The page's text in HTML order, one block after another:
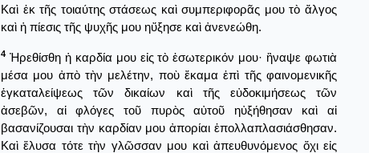
Καὶ ἐκ τῆς τοιαύτης στάσεως καὶ συμπεριφορᾶς μου τὸ ἄλγος
καὶ ἡ πίεσις τῆς ψυχῆς μου ηὔξησε καὶ ἀνενεώθη.
4 Ἠρεθίσθη ἡ καρδία μου εἰς τὸ ἐσωτερικόν μου· ἢναψε φωτιὰ
μέσα μου ἀπὸ τὴν μελέτην, ποὺ ἔκαμα ἐπὶ τῆς φαινομενικῆς
ἐγκαταλείψεως τῶν δικαίων καὶ τῆς εὐδοκιμήσεως τῶν
ἀσεβῶν, αἱ φλόγες τοῦ πυρὸς αὐτοῦ ηὐξήθησαν καὶ αἱ
βασανίζουσαι τὴν καρδίαν μου ἀπορίαι ἐπολλαπλασιάσθησαν.
Καὶ ἔλυσα τότε τὴν γλῶσσαν μου καὶ ἀπευθυνόμενος ὄχι εἰς